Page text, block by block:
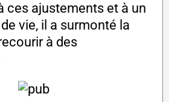
ces ajustements et à un
vie, il a surmonté la
à des